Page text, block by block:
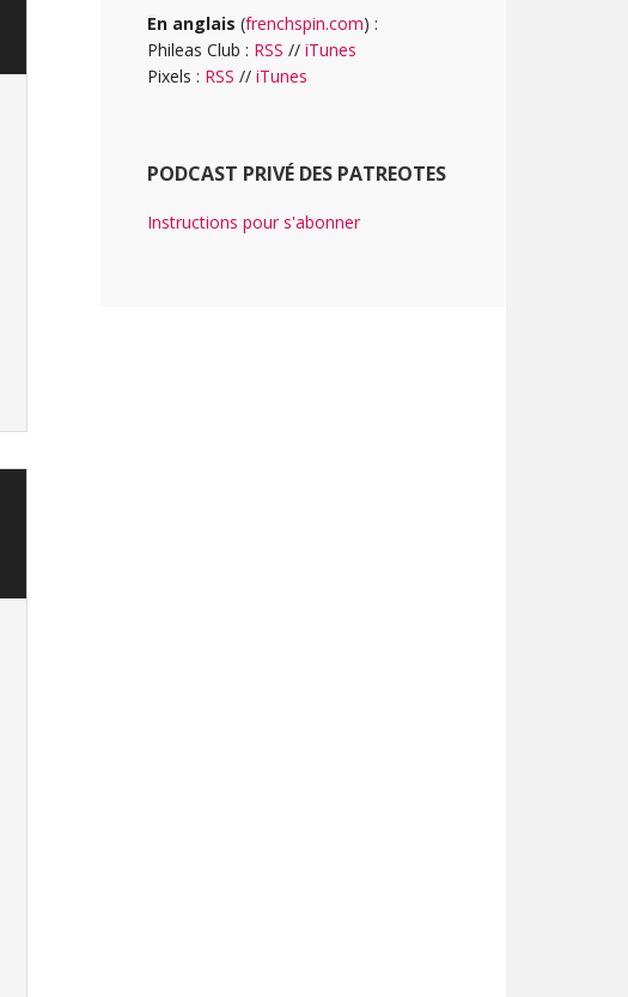
En anglais (frenchspin.com) :
Phileas Club : RSS // iTunes
Pixels : RSS // iTunes
PODCAST PRIVÉ DES PATREOTES
Instructions pour s'abonner